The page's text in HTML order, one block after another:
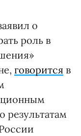
о
роль в
говорится в
результатам